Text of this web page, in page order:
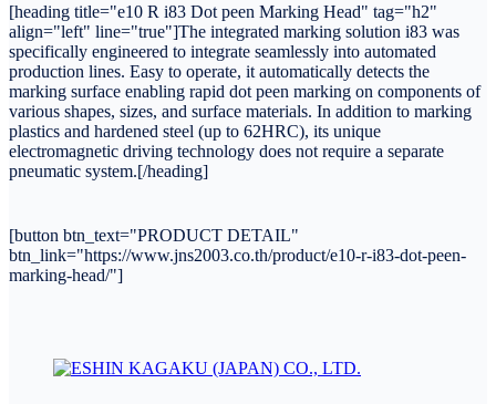
[heading title="e10 R i83 Dot peen Marking Head" tag="h2"
align="left" line="true"]The integrated marking solution i83 was
specifically engineered to integrate seamlessly into automated
production lines. Easy to operate, it automatically detects the
marking surface enabling rapid dot peen marking on components of
various shapes, sizes, and surface materials. In addition to marking
plastics and hardened steel (up to 62HRC), its unique
electromagnetic driving technology does not require a separate
pneumatic system.[/heading]
[button btn_text="PRODUCT DETAIL"
btn_link="https://www.jns2003.co.th/product/e10-r-i83-dot-peen-
marking-head/"]